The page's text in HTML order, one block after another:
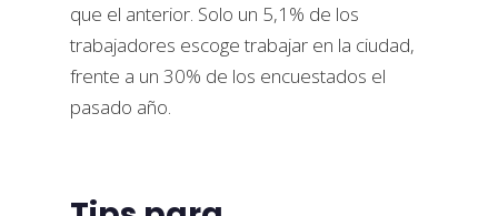
que el anterior. Solo un 5,1% de los
trabajadores escoge trabajar en la ciudad,
frente a un 30% de los encuestados el
pasado año.